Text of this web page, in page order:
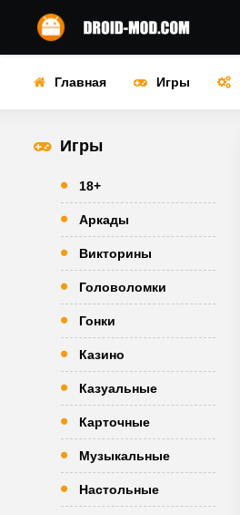
Главная Игры
Игры
18+
Аркады
Викторины
Головоломки
Гонки
Казино
Казуальные
Карточные
Музыкальные
Настольные